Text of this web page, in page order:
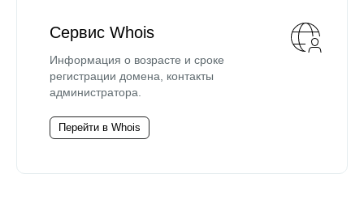
Сервис Whois
Информация о возрасте и сроке
регистрации домена, контакты
администратора.
Перейти в Whois